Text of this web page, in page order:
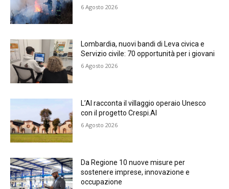
6 Agosto 2026
Lombardia, nuovi bandi di Leva civica e
Servizio civile: 70 opportunità per i giovani
6 Agosto 2026
L’AI racconta il villaggio operaio Unesco
con il progetto Crespi.AI
6 Agosto 2026
Da Regione 10 nuove misure per
sostenere imprese, innovazione e
occupazione